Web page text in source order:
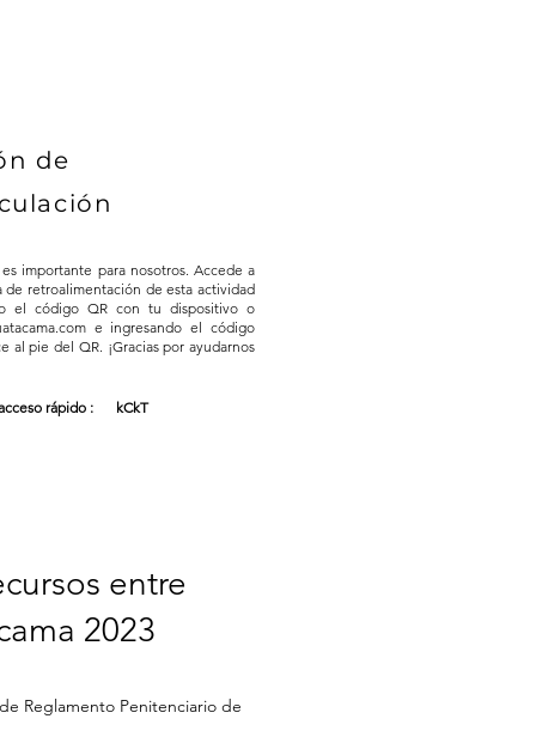
de
importante para nosotros. Accede a
de retroalimentación de esta actividad
el código QR con tu dispositivo o
e ingresando el código
al pie del QR. ¡Gracias por ayudarnos
rápido : kCkT
entre
2023
Reglamento Penitenciario de